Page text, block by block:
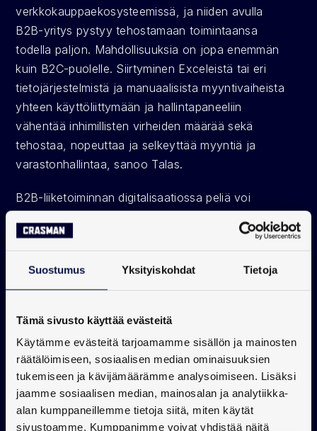
Suostumus Yksityiskohdat Tietoja
Tämä sivusto käyttää evästeitä
Käytämme evästeitä tarjoamamme sisällön ja mainosten
räätälöimiseen, sosiaalisen median ominaisuuksien
tukemiseen ja kävijämäärämme analysoimiseen. Lisäksi
jaamme sosiaalisen median, mainosalan ja analytiikka-
alan kumppaneillemme tietoja siitä, miten käytät
sivustoamme. Kumppanimme voivat yhdistää näitä
verkkokauppaekosysteemissä, ja niiden avulla
B2B-yritys pystyy tehostamaan toimintaansa
todella paljon. Mahdollisuuksia on jopa enemmän
kuin B2C-puolelle. Siirtyminen Exceleistä tai eri
tietojärjestelmistä ja manuaalisista myyntivaiheista
yhteen käyttöliittymään ja hallintapaneeliin
vähentää inhimillisten virheiden määrää sekä
tehostaa, nopeuttaa ja selkeyttää myyntiä ja
varastonhallintaa, sanoo Talas.
B2B-liiketoiminnan digitalisaatiossa peliä voi
taloudellisten hyötyjen lisäksi myynti- ja
tilausprosessien digitalisointi edistää omnichannel-
strategiaa, jossa päämääränä on eri
myyntikanavien saumaton integraatio, mikä tarjoaa
connected unified commerce, joka mahdollistaa
reaaliaikaisen ja täydellisen tiedon synkronoinnin
koko liiketoimintaympäristössä, jolloin kaikki
toiminnot toimivat yhtenäisesti ja tehokkaasti.
Pallon saa liikkeelle pienellä panoksella.